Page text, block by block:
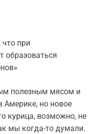
что при
образоваться
полезным мясом и
но новое
курица, возможно, не
мы когда-то думали.